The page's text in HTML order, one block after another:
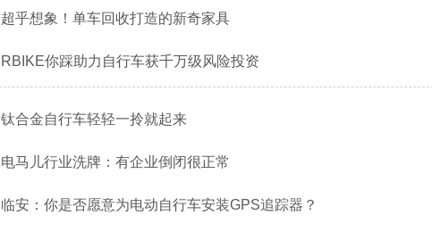
超乎想象！单车回收打造的新奇家具
RBIKE你踩助力自行车获千万级风险投资
钛合金自行车轻轻一拎就起来
电马儿行业洗牌：有企业倒闭很正常
临安：你是否愿意为电动自行车安装GPS追踪器？